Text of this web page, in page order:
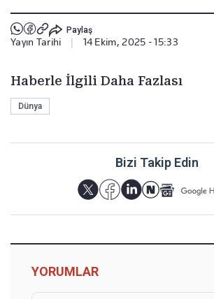
Paylaş
Yayın Tarihi 14 Ekim, 2025 - 15:33
Haberle İlgili Daha Fazlası
Dünya
Bizi Takip Edin
YORUMLAR